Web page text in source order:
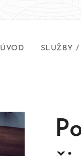
ÚVOD SLUŽBY /